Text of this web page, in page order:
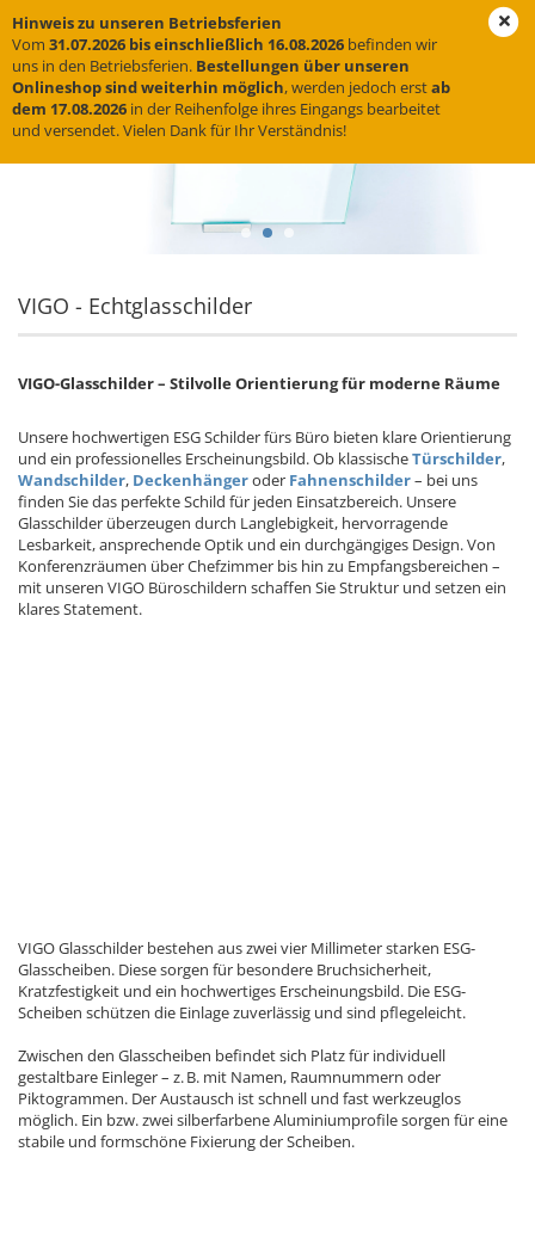
Hinweis zu unseren Betriebsferien
Vom 31.07.2026 bis einschließlich 16.08.2026 befinden wir
uns in den Betriebsferien. Bestellungen über unseren
Onlineshop sind weiterhin möglich, werden jedoch erstab
dem 17.08.2026 in der Reihenfolge ihres Eingangs bearbeitet
und versendet. Vielen Dank für Ihr Verständnis!
VIGO - Echtglasschilder
VIGO-Glasschilder – Stilvolle Orientierung für moderne Räume
Unsere hochwertigen ESG Schilder fürs Büro bieten klare Orientierung
und ein professionelles Erscheinungsbild. Ob klassischeTürschilder,
Wandschilder, Deckenhängeroder Fahnenschilder– bei uns
finden Sie das perfekte Schild für jeden Einsatzbereich. Unsere
Glasschilder überzeugen durch Langlebigkeit, hervorragende
Lesbarkeit, ansprechende Optik und ein durchgängiges Design. Von
Konferenzräumen über Chefzimmer bis hin zu Empfangsbereichen –
mit unseren VIGO Büroschildern schaffen Sie Struktur und setzen ein
klares Statement.
VIGO Glasschilder bestehen aus zwei vier Millimeter starken ESG-
Glasscheiben. Diese sorgen für besondere Bruchsicherheit,
Kratzfestigkeit und ein hochwertiges Erscheinungsbild. Die ESG-
Scheiben schützen die Einlage zuverlässig und sind pflegeleicht.
Zwischen den Glasscheiben befindet sich Platz für individuell
gestaltbare Einleger – z. B. mit Namen, Raumnummern oder
Piktogrammen. Der Austausch ist schnell und fast werkzeuglos
möglich. Ein bzw. zwei silberfarbene Aluminiumprofile sorgen für eine
stabile und formschöne Fixierung der Scheiben.